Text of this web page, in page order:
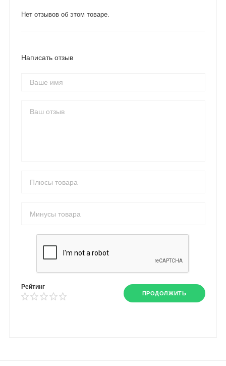
Нет отзывов об этом товаре.
Написать отзыв
Рейтинг
ПРОДОЛЖИТЬ